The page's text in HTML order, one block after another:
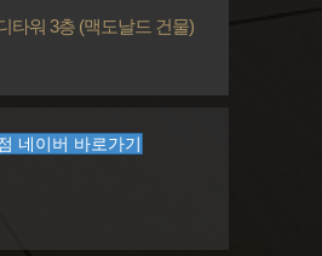
타워 3층 (맥도날드 건물)
네이버 바로가기